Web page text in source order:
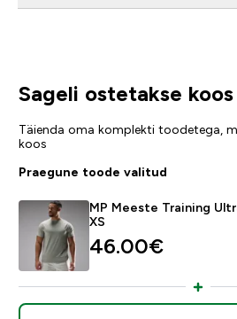
Sageli ostetakse koos
Täienda oma komplekti toodetega,
koos
Praegune toode valitud
MP Meeste Training
XS
46.00€‎